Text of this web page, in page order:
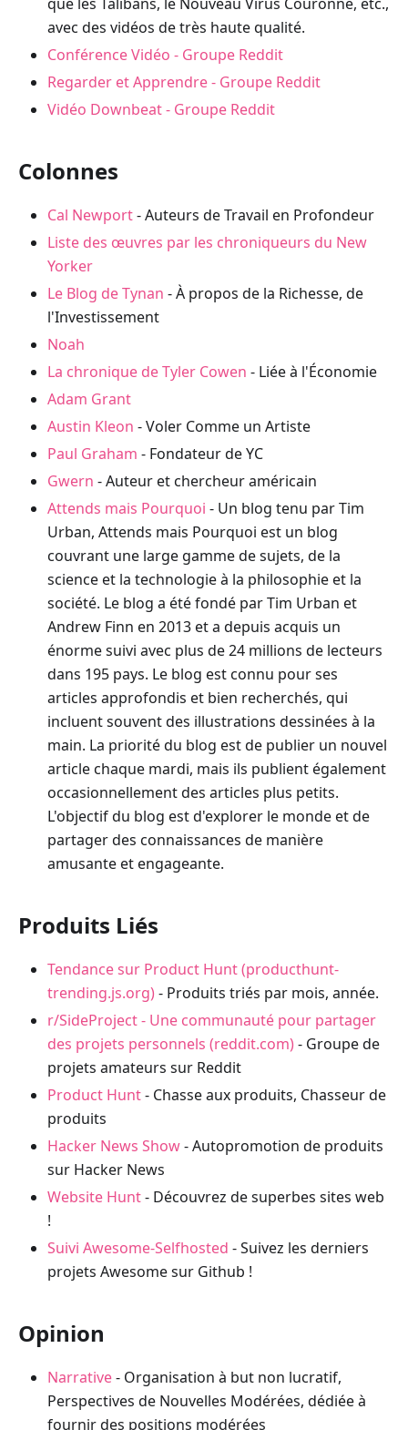
avec des vidéos de très haute qualité.
Conférence Vidéo - Groupe Reddit
Regarder et Apprendre - Groupe Reddit
Vidéo Downbeat - Groupe Reddit
Colonnes
Cal Newport- Auteurs de Travail en Profondeur
Liste des œuvres par les chroniqueurs du New
Yorker
Le Blog de Tynan - À propos de la Richesse, de
l'Investissement
Noah
La chronique de Tyler Cowen - Liée à l'Économie
Adam Grant
Austin Kleon - Voler Comme un Artiste
Paul Graham - Fondateur de YC
Gwern - Auteur et chercheur américain
Attends mais Pourquoi - Un blog tenu par Tim
Urban, Attends mais Pourquoi est un blog
couvrant une large gamme de sujets, de la
science et la technologie à la philosophie et la
société. Le blog a été fondé par Tim Urban et
Andrew Finn en 2013 et a depuis acquis un
énorme suivi avec plus de 24 millions de lecteurs
dans 195 pays. Le blog est connu pour ses
articles approfondis et bien recherchés, qui
incluent souvent des illustrations dessinées à la
main. La priorité du blog est de publier un nouvel
article chaque mardi, mais ils publient également
occasionnellement des articles plus petits.
L'objectif du blog est d'explorer le monde et de
partager des connaissances de manière
amusante et engageante.
Produits Liés
Tendance sur Product Hunt (producthunt-
trending.js.org)- Produits triés par mois, année.
r/SideProject - Une communauté pour partager
des projets personnels (reddit.com)- Groupe de
projets amateurs sur Reddit
Product Hunt- Chasse aux produits, Chasseur de
produits
Hacker News Show- Autopromotion de produits
sur Hacker News
Website Hunt- Découvrez de superbes sites web
!
Suivi Awesome-Selfhosted - Suivez les derniers
projets Awesome sur Github !
Opinion
Narrative- Organisation à but non lucratif,
Perspectives de Nouvelles Modérées, dédiée à
fournir des positions modérées